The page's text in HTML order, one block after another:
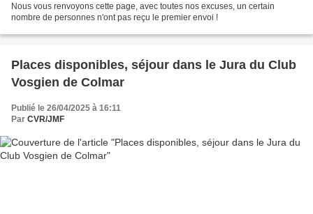
Nous vous renvoyons cette page, avec toutes nos excuses, un certain
nombre de personnes n'ont pas reçu le premier envoi !
Places disponibles, séjour dans le Jura du Club
Vosgien de Colmar
Publié le 26/04/2025 à 16:11
Par CVR/JMF